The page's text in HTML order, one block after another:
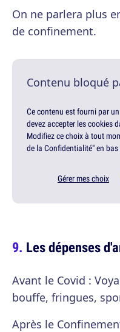
On ne parlera plus
de confinement.
Contenu bloqué
Ce contenu est fourni par
devez accepter les cookies
Modifiez ce choix à tout
de la Confidentialité" en bas
Gérer mes choix
Les dépenses
Avant le Covid :
bouffe, fringues,
Après le